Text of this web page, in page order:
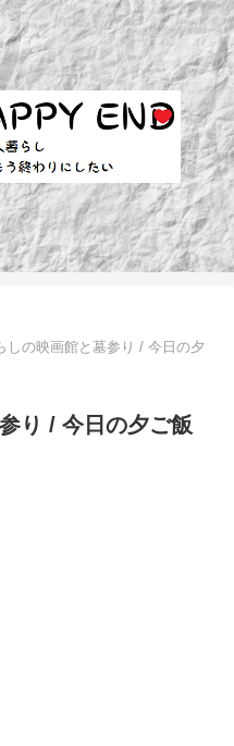
しの映画館と墓参り / 今日の夕
り / 今日の夕ご飯